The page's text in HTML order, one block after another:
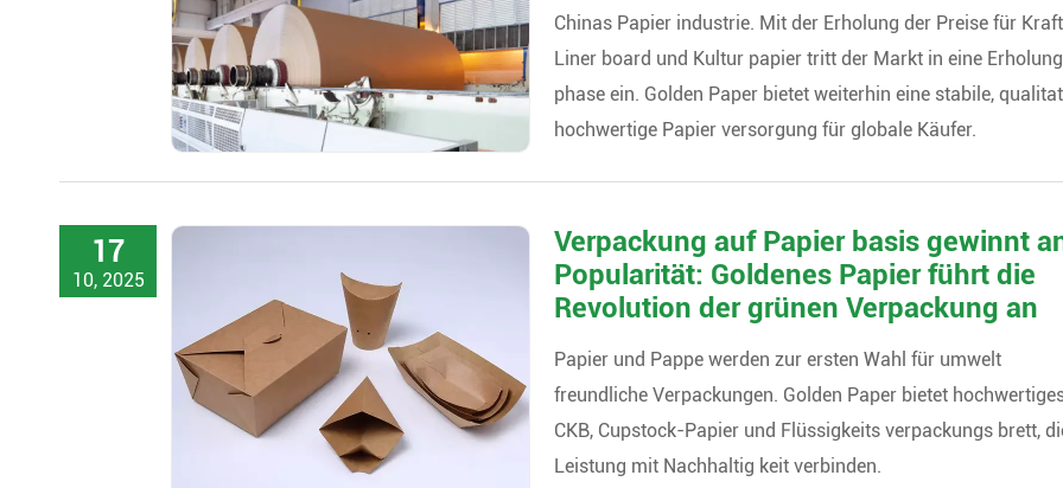
Chinas Papier industrie. Mit der Erholung der Preise für
Liner board und Kultur papier tritt der Markt in eine
phase ein. Golden Paper bietet weiterhin eine stabile,
hochwertige Papier versorgung für globale Käufer.
17
10, 2025
Verpackung auf Papier basis gewinnt
Popularität: Goldenes Papier führt die
Revolution der grünen Verpackung an
Papier und Pappe werden zur ersten Wahl für umwelt
freundliche Verpackungen. Golden Paper bietet
CKB, Cupstock-Papier und Flüssigkeits verpackungs brett,
Leistung mit Nachhaltig keit verbinden.